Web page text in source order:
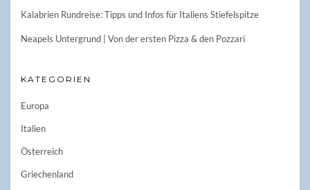
Kalabrien Rundreise: Tipps und Infos für Italiens Stiefelspitze
Neapels Untergrund | Von der ersten Pizza & den Pozzari
KATEGORIEN
Europa
Italien
Österreich
Griechenland